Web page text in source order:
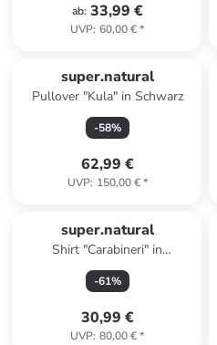
ab: 33,99 €
UVP: 60,00 €*
super.natural
Pullover "Kula" in Schwarz
-58%
62,99 €
UVP: 150,00 €*
super.natural
Shirt "Carabineri" in
Dunkelblau
-61%
30,99 €
UVP: 80,00 €*